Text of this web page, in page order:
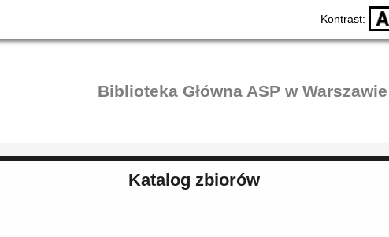
Kontrast: D
Biblioteka Główna ASP w Warszawie
Katalog zbiorów